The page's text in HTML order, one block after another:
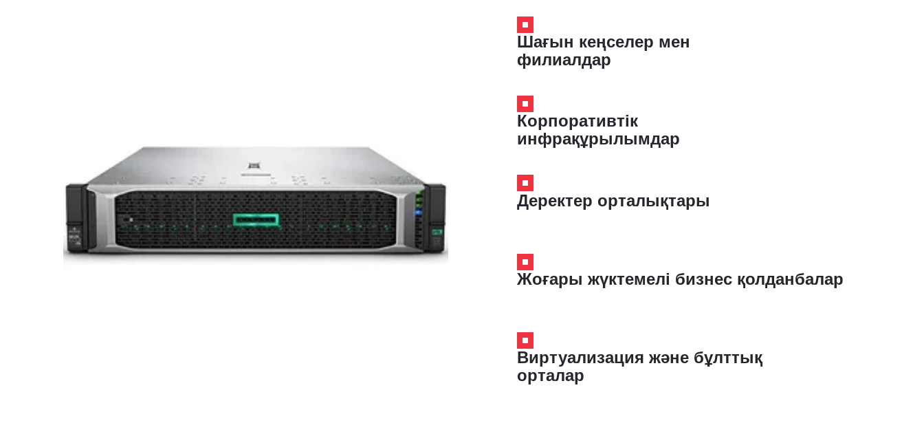
Шағын кеңселер мен
филиалдар
Корпоративтік
инфрақұрылымдар
Деректер орталықтары
Жоғары жүктемелі бизнес қолданбалар
Виртуализация және бұлттық
орталар